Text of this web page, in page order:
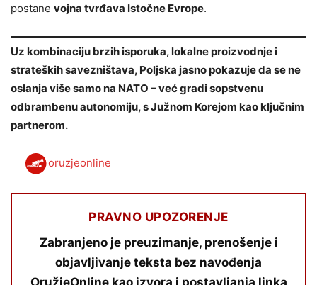
postane vojna tvrđava Istočne Evrope.
Uz kombinaciju brzih isporuka, lokalne proizvodnje i
strateških savezništava, Poljska jasno pokazuje da se ne
oslanja više samo na NATO – već gradi sopstvenu
odbrambenu autonomiju, s Južnom Korejom kao ključnim
partnerom.
oruzjeonline
PRAVNO UPOZORENJE
Zabranjeno je preuzimanje, prenošenje i
objavljivanje teksta bez navođenja